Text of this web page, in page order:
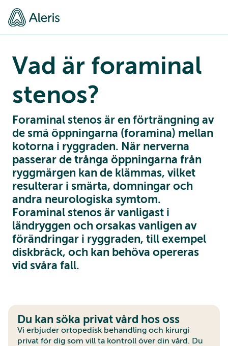
Vad är foraminal
stenos?
Foraminal stenos är en förträngning av
de små öppningarna (foramina) mellan
kotorna i ryggraden. När nerverna
passerar de trånga öppningarna från
ryggmärgen kan de klämmas, vilket
resulterar i smärta, domningar och
andra neurologiska symtom.
Foraminal stenos är vanligast i
ländryggen och orsakas vanligen av
förändringar i ryggraden, till exempel
diskbråck, och kan behöva opereras
vid svåra fall.
Du kan söka privat vård hos oss
Vi erbjuder ortopedisk behandling och kirurgi
privat för dig som vill ta kontroll över din vård. Du